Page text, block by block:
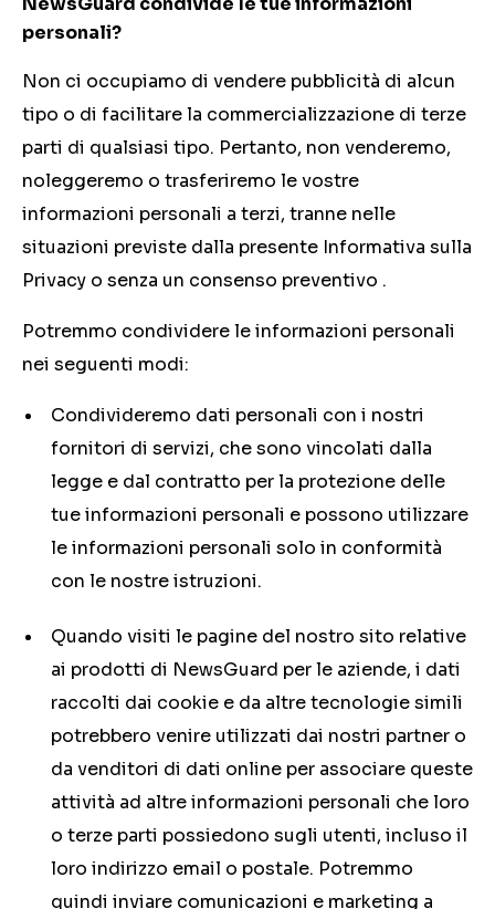
personali?
Non ci occupiamo di vendere pubblicità di alcun
tipo o di facilitare la commercializzazione di terze
parti di qualsiasi tipo. Pertanto, non venderemo,
noleggeremo o trasferiremo le vostre
informazioni personali a terzi, tranne nelle
situazioni previste dalla presente Informativa sulla
Privacy o senza un consenso preventivo .
Potremmo condividere le informazioni personali
nei seguenti modi:
Condivideremo dati personali con i nostri
fornitori di servizi, che sono vincolati dalla
legge e dal contratto per la protezione delle
tue informazioni personali e possono utilizzare
le informazioni personali solo in conformità
con le nostre istruzioni.
Quando visiti le pagine del nostro sito relative
ai prodotti di NewsGuard per le aziende, i dati
raccolti dai cookie e da altre tecnologie simili
potrebbero venire utilizzati dai nostri partner o
da venditori di dati online per associare queste
attività ad altre informazioni personali che loro
o terze parti possiedono sugli utenti, incluso il
loro indirizzo email o postale. Potremmo
quindi inviare comunicazioni e marketing a